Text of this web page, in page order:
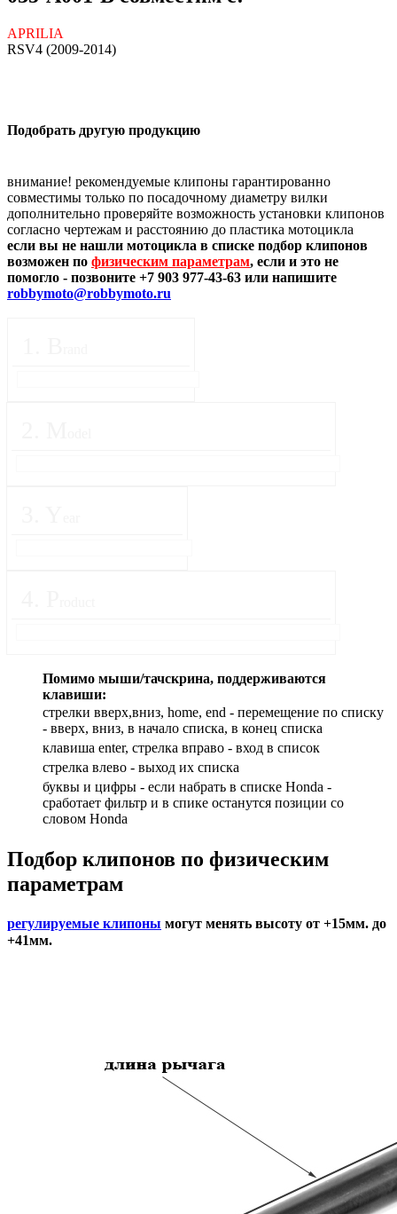
APRILIA
RSV4 (2009-2014)
Подобрать другую продукцию
внимание! рекомендуемые клипоны гарантированно
совместимы только по посадочному диаметру вилки
дополнительно проверяйте возможность установки клипонов
согласно чертежам и расстоянию до пластика мотоцикла
если вы не нашли мотоцикла в списке подбор клипонов
возможен по физическим параметрам, если и это не
помогло - позвоните +7 903 977-43-63 или напишите
robbymoto@robbymoto.ru
Помимо мыши/тачскрина, поддерживаются
клавиши:
стрелки вверх,вниз, home, end - перемещение по списку
- вверх, вниз, в начало списка, в конец списка
клавиша enter, стрелка вправо - вход в список
cтрелка влево - выход их списка
буквы и цифры - если набрать в списке Honda -
сработает фильтр и в спике останутся позиции со
словом Honda
Подбор клипонов по физическим
параметрам
регулируемые клипоны могут менять высоту от +15мм. до
+41мм.